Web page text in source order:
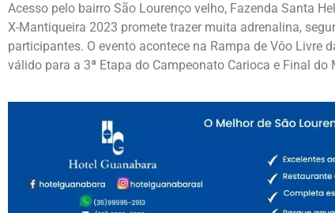
Acesso pelo bairro São Lourenço velho, Fazenda Santa
X-Mantiqueira 2023 promete trazer muita adrenalina,
participantes. O evento acontece na Rampa de Vôo Livre
válido para a 3ª Etapa do Campeonato Carioca e Final do